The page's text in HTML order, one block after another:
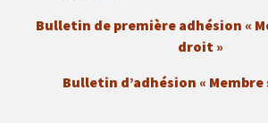
Bulletin de première adhésion «
droit »
Bulletin d’adhésion «